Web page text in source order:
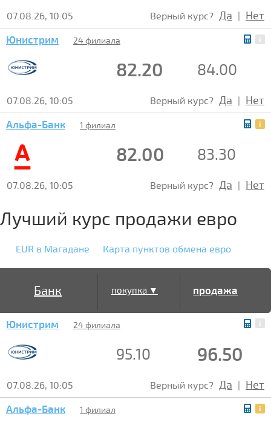
07.08.26, 10:05 Верный курс? Да | Нет
Юнистрим 24 филиала
82.20 84.00
07.08.26, 10:05 Верный курс? Да | Нет
Альфа-Банк 1 филиал
82.00 83.30
07.08.26, 10:05 Верный курс? Да | Нет
Лучший курс продажи евро
EUR в Магадане Карта пунктов обмена евро
Банк покупка ▼ продажа
Юнистрим 24 филиала
95.10 96.50
07.08.26, 10:05 Верный курс? Да | Нет
Альфа-Банк 1 филиал